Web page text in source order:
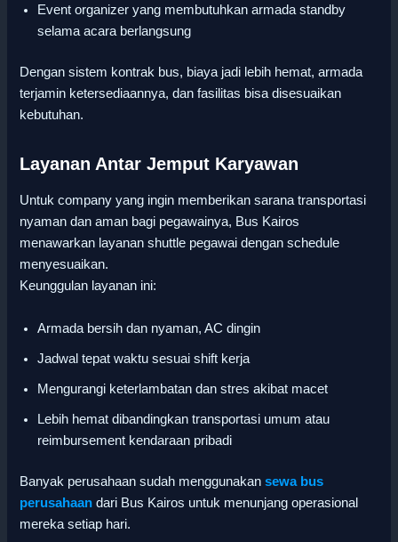
Event organizer yang membutuhkan armada standby
selama acara berlangsung
Dengan sistem kontrak bus, biaya jadi lebih hemat, armada
terjamin ketersediaannya, dan fasilitas bisa disesuaikan
kebutuhan.
Layanan Antar Jemput Karyawan
Untuk company yang ingin memberikan sarana transportasi
nyaman dan aman bagi pegawainya, Bus Kairos
menawarkan layanan shuttle pegawai dengan schedule
menyesuaikan.
Keunggulan layanan ini:
Armada bersih dan nyaman, AC dingin
Jadwal tepat waktu sesuai shift kerja
Mengurangi keterlambatan dan stres akibat macet
Lebih hemat dibandingkan transportasi umum atau
reimbursement kendaraan pribadi
Banyak perusahaan sudah menggunakan sewa bus
perusahaan dari Bus Kairos untuk menunjang operasional
mereka setiap hari.